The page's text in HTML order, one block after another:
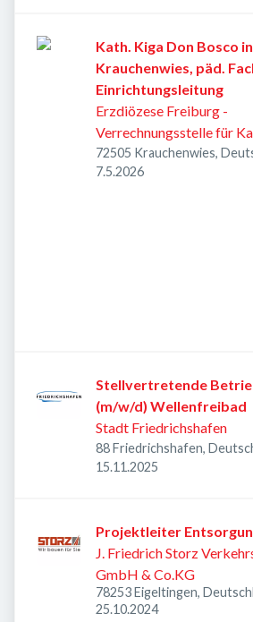
Kath. Kiga Don Bosco in
Krauchenwies, päd.
Einrichtungsleitung
Erzdiözese Freiburg -
Verrechnungsstelle für
Kirchengemeinden
72505 Krauchenwies,
Veröffentlicht
7.5.2026
Stellvertretende
(m/w/d) Wellenfreibad
Stadt Friedrichshafen
88 Friedrichshafen,
Veröffentlicht
15.11.2025
Projektleiter
J. Friedrich Storz
GmbH & Co.KG
78253 Eigeltingen,
Veröffentlicht
25.10.2024